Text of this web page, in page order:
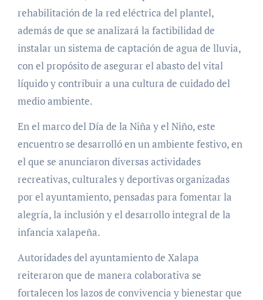
rehabilitación de la red eléctrica del plantel,
además de que se analizará la factibilidad de
instalar un sistema de captación de agua de lluvia,
con el propósito de asegurar el abasto del vital
líquido y contribuir a una cultura de cuidado del
medio ambiente.
En el marco del Día de la Niña y el Niño, este
encuentro se desarrolló en un ambiente festivo, en
el que se anunciaron diversas actividades
recreativas, culturales y deportivas organizadas
por el ayuntamiento, pensadas para fomentar la
alegría, la inclusión y el desarrollo integral de la
infancia xalapeña.
Autoridades del ayuntamiento de Xalapa
reiteraron que de manera colaborativa se
fortalecen los lazos de convivencia y bienestar que